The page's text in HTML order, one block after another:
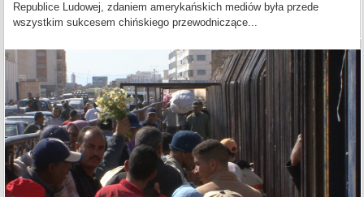
Republice Ludowej, zdaniem amerykańskich mediów była przede
wszystkim sukcesem chińskiego przewodniczące...